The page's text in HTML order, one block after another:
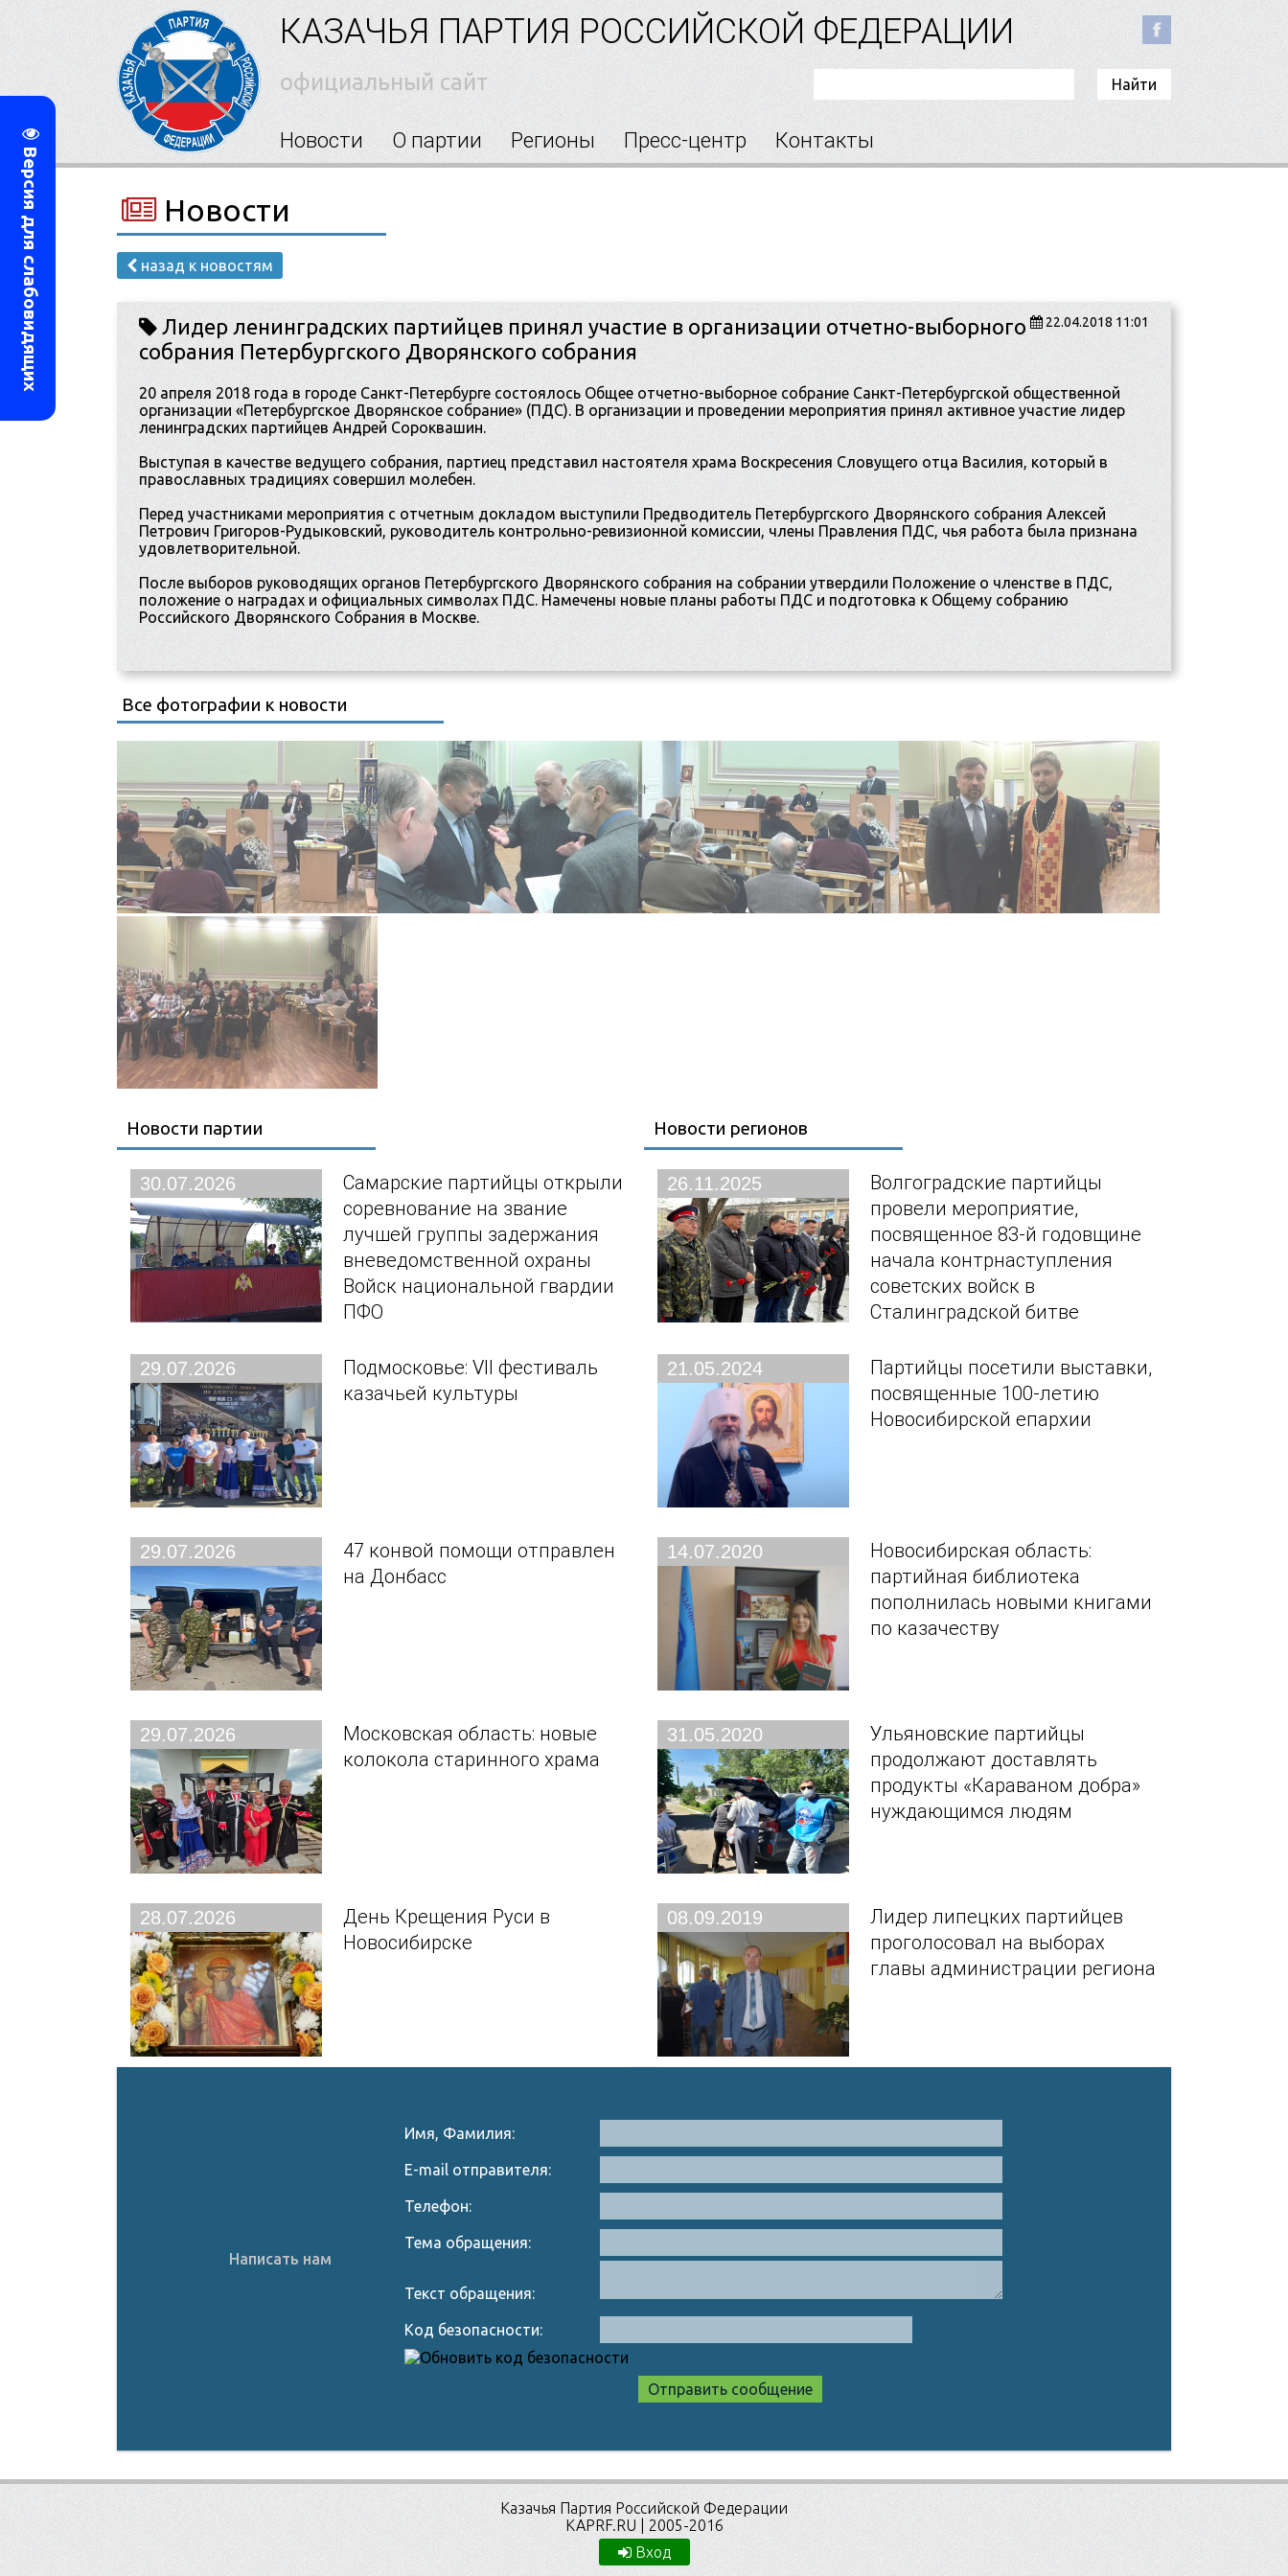
Версия для слабовидящих
КАЗАЧЬЯ ПАРТИЯ РОССИЙСКОЙ ФЕДЕРАЦИИ
официальный сайт
Новости О партии Регионы Пресс-центр Контакты
Новости
назад к новостям
22.04.2018 11:01
Лидер ленинградских партийцев принял участие в организации отчетно-выборного
собрания Петербургского Дворянского собрания
20 апреля 2018 года в городе Санкт-Петербурге состоялось Общее отчетно-выборное собрание Санкт-Петербургской общественной
организации «Петербургское Дворянское собрание» (ПДС). В организации и проведении мероприятия принял активное участие лидер
ленинградских партийцев Андрей Сороквашин.
Выступая в качестве ведущего собрания, партиец представил настоятеля храма Воскресения Словущего отца Василия, который в
православных традициях совершил молебен.
Перед участниками мероприятия с отчетным докладом выступили Предводитель Петербургского Дворянского собрания Алексей
Петрович Григоров-Рудыковский, руководитель контрольно-ревизионной комиссии, члены Правления ПДС, чья работа была признана
удовлетворительной.
После выборов руководящих органов Петербургского Дворянского собрания на собрании утвердили Положение о членстве в ПДС,
положение о наградах и официальных символах ПДС. Намечены новые планы работы ПДС и подготовка к Общему собранию
Российского Дворянского Собрания в Москве.
Все фотографии к новости
Новости партии
30.07.2026
Самарские партийцы открыли
соревнование на звание
лучшей группы задержания
вневедомственной охраны
Войск национальной гвардии
ПФО
29.07.2026
Подмосковье: VII фестиваль
казачьей культуры
29.07.2026
47 конвой помощи отправлен
на Донбасс
29.07.2026
Московская область: новые
колокола старинного храма
28.07.2026
День Крещения Руси в
Новосибирске
Новости регионов
26.11.2025
Волгоградские партийцы
провели мероприятие,
посвященное 83-й годовщине
начала контрнаступления
советских войск в
Сталинградской битве
21.05.2024
Партийцы посетили выставки,
посвященные 100-летию
Новосибирской епархии
14.07.2020
Новосибирская область:
партийная библиотека
пополнилась новыми книгами
по казачеству
31.05.2020
Ульяновские партийцы
продолжают доставлять
продукты «Караваном добра»
нуждающимся людям
08.09.2019
Лидер липецких партийцев
проголосовал на выборах
главы администрации региона
Написать нам
Имя, Фамилия:
E-mail отправителя:
Телефон:
Тема обращения:
Текст обращения:
Код безопасности:
Казачья Партия Российской Федерации
KAPRF.RU | 2005-2016
Вход